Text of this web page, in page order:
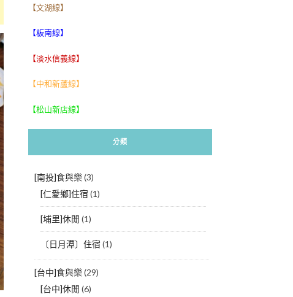
【文湖線】
【板南線】
【淡水信義線】
【中和新蘆線】
【松山新店線】
分類
[南投]食與樂(3)
[仁愛鄉]住宿 (1)
[埔里]休閒 (1)
〔日月潭〕住宿 (1)
[台中]食與樂(29)
[台中]休閒 (6)